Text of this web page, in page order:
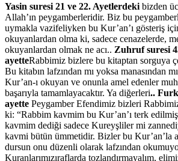
Yasin suresi 21 ve 22. Ayetlerdeki bizden
Allah’ın peygamberleridir. Biz bu
uymakla vazifeliyken bu Kur’an’ı gösteriş
okuyanlardan olma ki, sadece cenazelerde,
okuyanlardan olmak ne acı.. Zuhruf suresi
ayetteRabbimiz bizlere bu kitaptan sorguya
Bu kitabın lafzından mı yoksa manasından
Kur’an-ı okuyan ve onunla amel edenler
başarıyla tamamlayacaktır. Ya diğerleri..
ayette Peygamber Efendimiz bizleri
ki: “Rabbim kavmim bu Kur’an’ı terk
kavmim dediği sadece Kureyşliler mi
kavmi bütün ümmetidir. Bizler bu Kur’an’la
dursun onu düzenli olarak lafzından
Kuranlarımızıraflarda tozlandırmayalım,